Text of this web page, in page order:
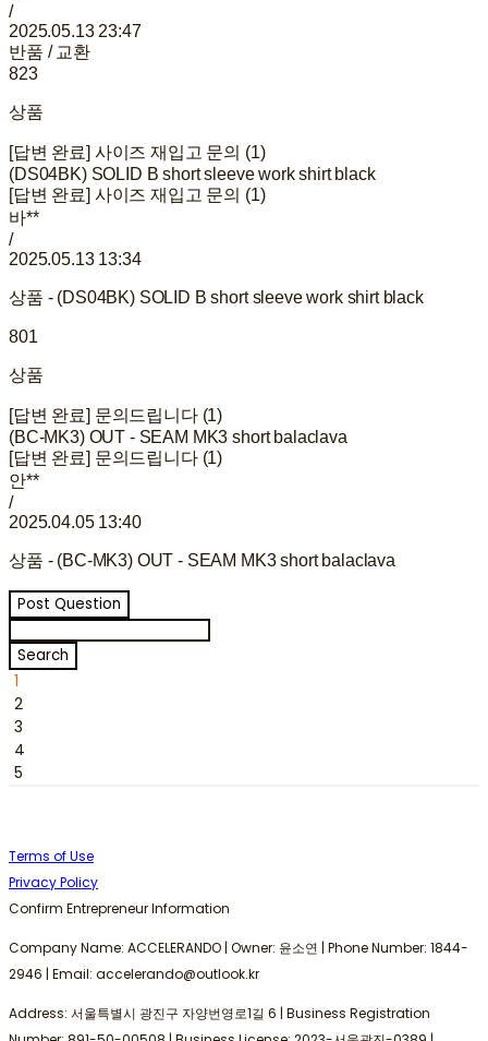
/
2025.05.13 23:47
반품 / 교환
823
상품
[답변 완료] 사이즈 재입고 문의 (1)
(DS04BK) SOLID B short sleeve work shirt black
[답변 완료] 사이즈 재입고 문의 (1)
바**
/
2025.05.13 13:34
상품 - (DS04BK) SOLID B short sleeve work shirt black
801
상품
[답변 완료] 문의드립니다 (1)
(BC-MK3) OUT - SEAM MK3 short balaclava
[답변 완료] 문의드립니다 (1)
안**
/
2025.04.05 13:40
상품 - (BC-MK3) OUT - SEAM MK3 short balaclava
Post Question
Search
1
2
3
4
5
Terms of Use
Privacy Policy
Confirm Entrepreneur Information
Company Name: ACCELERANDO | Owner: 윤소연 | Phone Number: 1844-
2946 | Email: accelerando@outlook.kr
Address: 서울특별시 광진구 자양번영로1길 6 | Business Registration